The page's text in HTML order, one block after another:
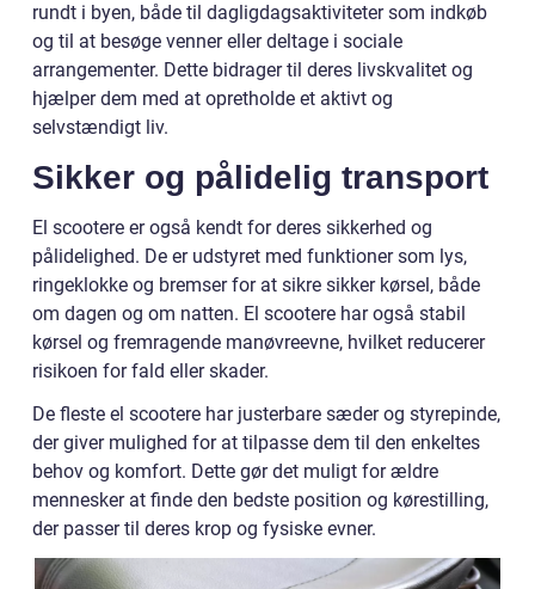
rundt i byen, både til dagligdagsaktiviteter som indkøb
og til at besøge venner eller deltage i sociale
arrangementer. Dette bidrager til deres livskvalitet og
hjælper dem med at opretholde et aktivt og
selvstændigt liv.
Sikker og pålidelig transport
El scootere er også kendt for deres sikkerhed og
pålidelighed. De er udstyret med funktioner som lys,
ringeklokke og bremser for at sikre sikker kørsel, både
om dagen og om natten. El scootere har også stabil
kørsel og fremragende manøvreevne, hvilket reducerer
risikoen for fald eller skader.
De fleste el scootere har justerbare sæder og styrepinde,
der giver mulighed for at tilpasse dem til den enkeltes
behov og komfort. Dette gør det muligt for ældre
mennesker at finde den bedste position og kørestilling,
der passer til deres krop og fysiske evner.